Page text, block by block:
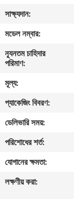
কারখানা
ভ্রমণ
নিয়ন্ত্রণ
যোগাযোগ
করুন
উদ্ধৃতির
জন্য
সাক্ষ্যদান:
মডেল নম্বার:
ন্যূনতম চাহিদার
পরিমাণ:
মূল্য:
প্যাকেজিং বিবরণ:
ডেলিভারি সময়:
পরিশোধের শর্ত:
যোগানের ক্ষমতা:
লক্ষণীয় করা: